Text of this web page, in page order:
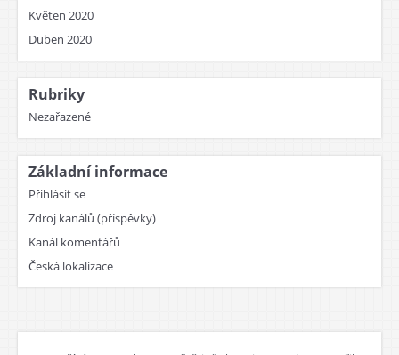
Květen 2020
Duben 2020
Rubriky
Nezařazené
Základní informace
Přihlásit se
Zdroj kanálů (příspěvky)
Kanál komentářů
Česká lokalizace